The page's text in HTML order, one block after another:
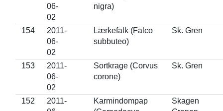
06-
02
nigra)
154
2011-
06-
02
Lærkefalk (Falco
subbuteo)
Sk. Gren
153
2011-
06-
02
Sortkrage (Corvus
corone)
Sk. Gren
152
2011-
Karmindompap
Skagen